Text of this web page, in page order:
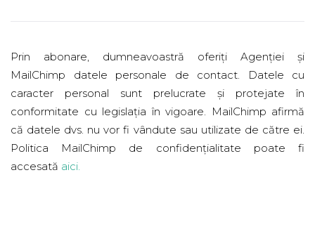
Prin abonare, dumneavoastră oferiți Agenției și
MailChimp datele personale de contact. Datele cu
caracter personal sunt prelucrate și protejate în
conformitate cu legislația în vigoare. MailChimp afirmă
că datele dvs. nu vor fi vândute sau utilizate de către ei.
Politica MailChimp de confidențialitate poate fi
accesată aici.